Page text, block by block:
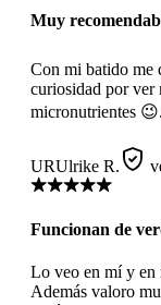
Muy
Con mi batido me
curiosidad por ver
micronutrientes
URUlrike R.
Funcionan de
Lo veo en mí y en
Además valoro